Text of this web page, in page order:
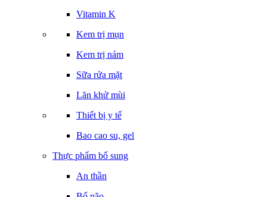
Vitamin K
Kem trị mụn
Kem trị nám
Sữa rửa mặt
Lăn khử mùi
Thiết bị y tế
Bao cao su, gel
Thực phẩm bổ sung
An thần